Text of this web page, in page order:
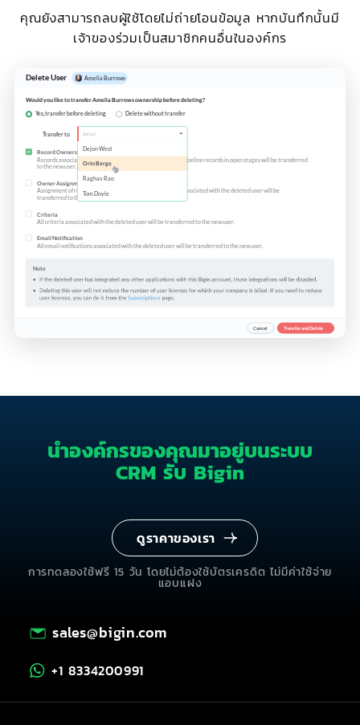
คุณยังสามารถลบผู้ใช้โดยไม่ถ่ายโอนข้อมูล หากบันทึกนั้นมี
เจ้าของร่วมเป็นสมาชิกคนอื่นในองค์กร
นำองค์กรของคุณมาอยู่บนระบบ
CRM รับ Bigin
ดูราคาของเรา
การทดลองใช้ฟรี 15 วัน โดยไม่ต้องใช้บัตรเครดิต ไม่มีค่าใช้จ่าย
แอบแฝง
sales@bigin.com
+1 8334200991